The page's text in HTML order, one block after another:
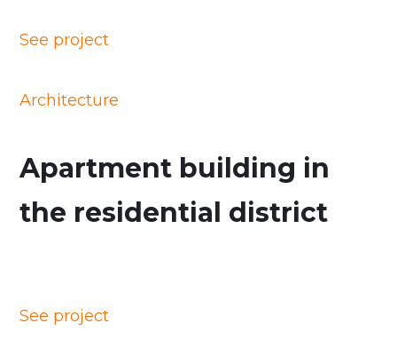
See project
Architecture
Apartment building in
the residential district
See project